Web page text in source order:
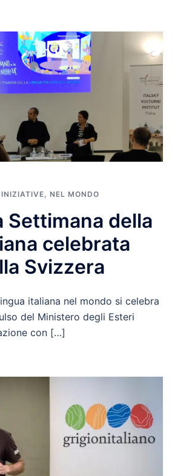
, NEL MONDO
Settimana della
celebrata
Svizzera
italiana nel mondo si celebra
del Ministero degli Esteri
con […]